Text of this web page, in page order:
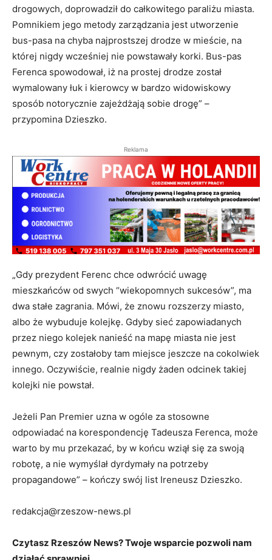
drogowych, doprowadził do całkowitego paraliżu miasta.
Pomnikiem jego metody zarządzania jest utworzenie
bus-pasa na chyba najprostszej drodze w mieście, na
której nigdy wcześniej nie powstawały korki. Bus-pas
Ferenca spowodował, iż na prostej drodze został
wymalowany łuk i kierowcy w bardzo widowiskowy
sposób notorycznie zajeżdżają sobie drogę” –
przypomina Dzieszko.
Reklama
„Gdy prezydent Ferenc chce odwrócić uwagę
mieszkańców od swych “wiekopomnych sukcesów”, ma
dwa stałe zagrania. Mówi, że znowu rozszerzy miasto,
albo że wybuduje kolejkę. Gdyby sieć zapowiadanych
przez niego kolejek nanieść na mapę miasta nie jest
pewnym, czy zostałoby tam miejsce jeszcze na cokolwiek
innego. Oczywiście, realnie nigdy żaden odcinek takiej
kolejki nie powstał.
Jeżeli Pan Premier uzna w ogóle za stosowne
odpowiadać na korespondencję Tadeusza Ferenca, może
warto by mu przekazać, by w końcu wziął się za swoją
robotę, a nie wymyślał dyrdymały na potrzeby
propagandowe” – kończy swój list Ireneusz Dzieszko.
redakcja@rzeszow-news.pl
Czytasz Rzeszów News? Twoje wsparcie pozwoli nam